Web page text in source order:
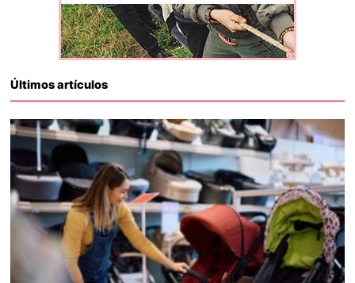
Últimos artículos